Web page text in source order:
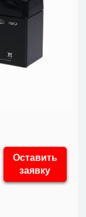
Оставить
заявку